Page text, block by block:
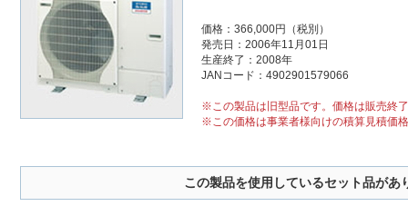
価格：366,000円（税別）
発売日：2006年11月01日
生産終了：2008年
JANコード：4902901579066
※この製品は旧型品です。価格は販売終
※この価格は事業者様向けの積算見積価
この製品を使用しているセット品があ